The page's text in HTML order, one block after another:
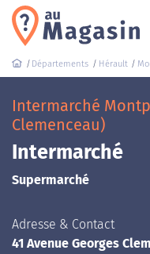
Départements Hérault
Intermarché
Clemenceau)
Intermarché
Supermarché
Adresse & Contact
41 Avenue Georges